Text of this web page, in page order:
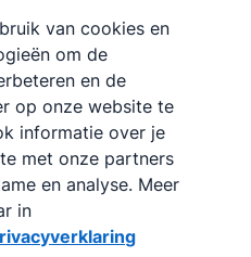
sales.
van cookies en
om de
en de
op onze website te
informatie over je
met onze partners
en analyse. Meer
in